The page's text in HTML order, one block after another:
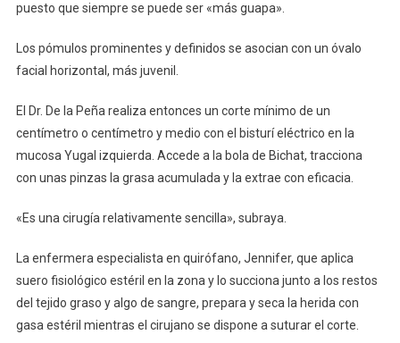
puesto que siempre se puede ser «más guapa».
Los pómulos prominentes y definidos se asocian con un óvalo
facial horizontal, más juvenil.
El Dr. De la Peña realiza entonces un corte mínimo de un
centímetro o centímetro y medio con el bisturí eléctrico en la
mucosa Yugal izquierda. Accede a la bola de Bichat, tracciona
con unas pinzas la grasa acumulada y la extrae con eficacia.
«Es una cirugía relativamente sencilla», subraya.
La enfermera especialista en quirófano, Jennifer, que aplica
suero fisiológico estéril en la zona y lo succiona junto a los restos
del tejido graso y algo de sangre, prepara y seca la herida con
gasa estéril mientras el cirujano se dispone a suturar el corte.